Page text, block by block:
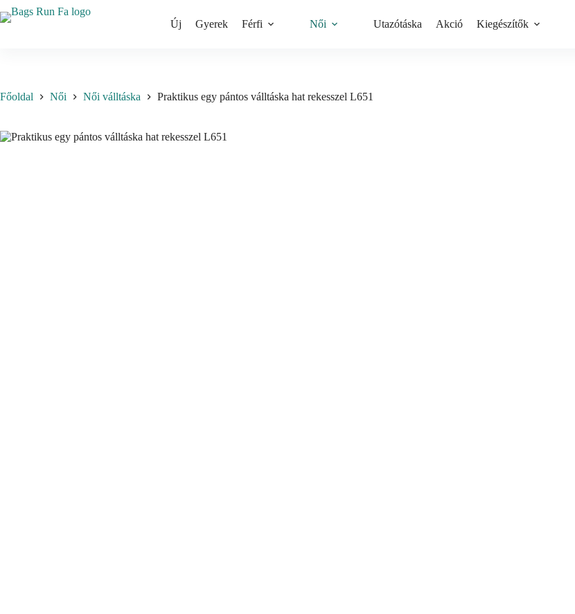
Skip
to
Új Gyerek Férfi Női Utazótáska Akció Kiegészítők
Főoldal Női Női válltáska Praktikus egy pántos válltáska hat rekesszel L651